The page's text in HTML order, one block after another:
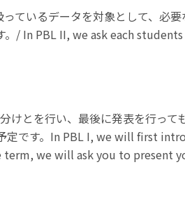
ているデータを対象として、必
。/ In PBL II, we ask each
けとを行い、最後に発表を行っ
定です。In PBL I, we will first
we will ask you to present